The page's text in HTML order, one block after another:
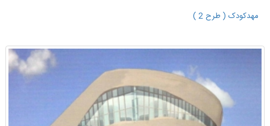
مهدکودک ( طرح 2 )